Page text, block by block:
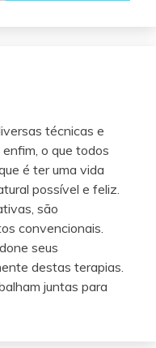
técnicas e
o que todos
é ter uma vida
possível e feliz.
são
convencionais.
seus
destas terapias.
juntas para